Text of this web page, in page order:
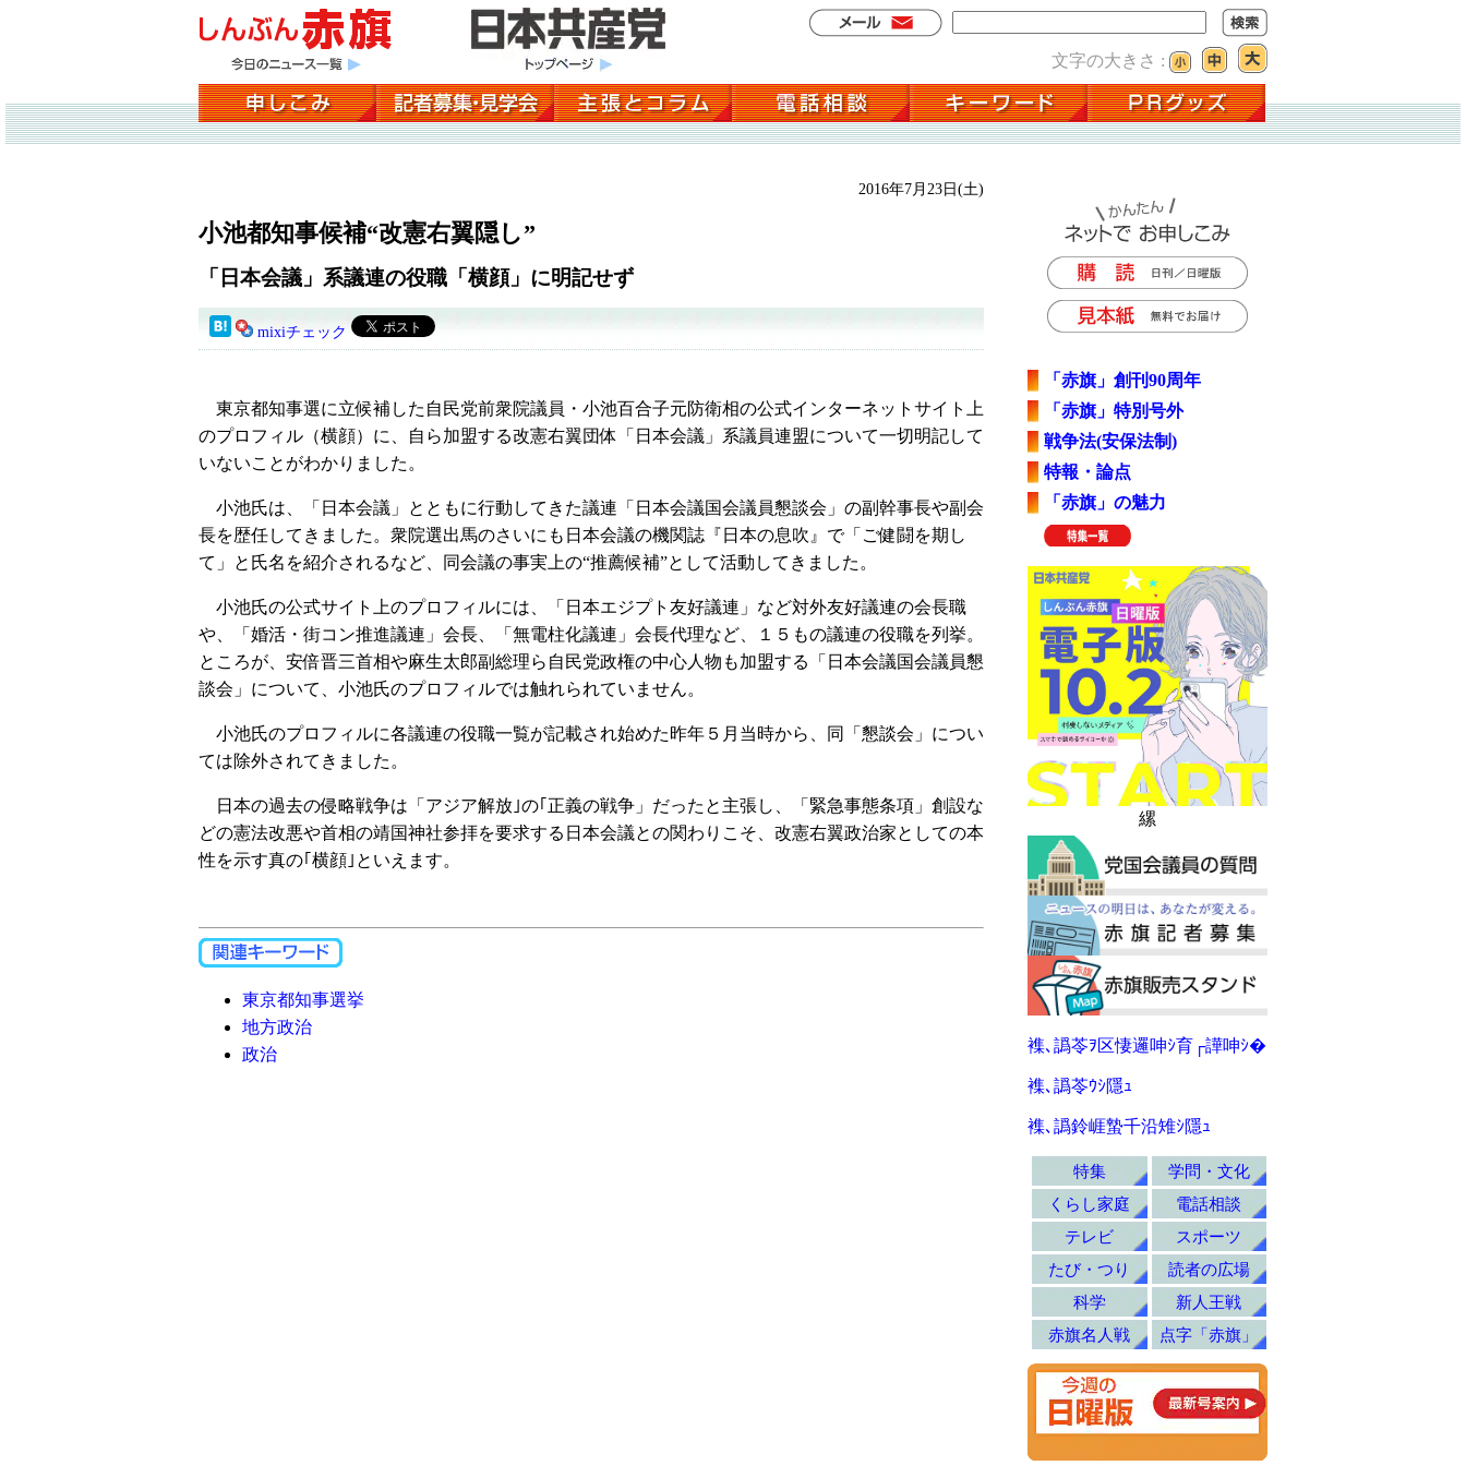
文字の大きさ :
2016年7月23日(土)
小池都知事候補“改憲右翼隠し”
「日本会議」系議連の役職「横顔」に明記せず
mixiチェック
東京都知事選に立候補した自民党前衆院議員・小池百合子元防衛相の公式インターネットサイト上
のプロフィル（横顔）に、自ら加盟する改憲右翼団体「日本会議」系議員連盟について一切明記して
いないことがわかりました。
小池氏は、「日本会議」とともに行動してきた議連「日本会議国会議員懇談会」の副幹事長や副会
長を歴任してきました。衆院選出馬のさいにも日本会議の機関誌『日本の息吹』で「ご健闘を期し
て」と氏名を紹介されるなど、同会議の事実上の“推薦候補”として活動してきました。
小池氏の公式サイト上のプロフィルには、「日本エジプト友好議連」など対外友好議連の会長職
や、「婚活・街コン推進議連」会長、「無電柱化議連」会長代理など、１５もの議連の役職を列挙。
ところが、安倍晋三首相や麻生太郎副総理ら自民党政権の中心人物も加盟する「日本会議国会議員懇
談会」について、小池氏のプロフィルでは触れられていません。
小池氏のプロフィルに各議連の役職一覧が記載され始めた昨年５月当時から、同「懇談会」につい
ては除外されてきました。
日本の過去の侵略戦争は「アジア解放｣の｢正義の戦争」だったと主張し、「緊急事態条項」創設な
どの憲法改悪や首相の靖国神社参拝を要求する日本会議との関わりこそ、改憲右翼政治家としての本
性を示す真の｢横顔｣といえます。
東京都知事選挙
地方政治
政治
「赤旗」創刊90周年
「赤旗」特別号外
戦争法(安保法制)
特報・論点
「赤旗」の魅力
縲
襍､譌苓ｦ区悽邏呻ｼ育┌譁呻ｼ�
襍､譌苓ｳｼ隱ｭ
襍､譌鈴崕蟄千沿雉ｼ隱ｭ
特集
学問・文化
くらし家庭
電話相談
テレビ
スポーツ
たび・つり
読者の広場
科学
新人王戦
赤旗名人戦
点字「赤旗」